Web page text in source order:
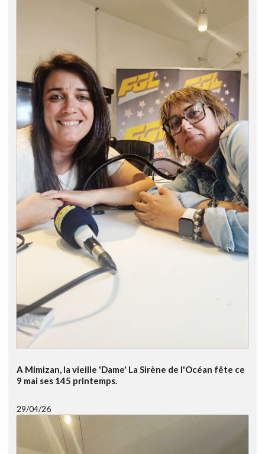
A Mimizan, la vieille 'Dame' La Sirène de l'Océan fête ce
9 mai ses 145 printemps.
29/04/26